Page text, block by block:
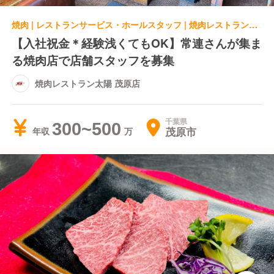
焼肉 | レストランサービス・ホールスタッフ | 焼肉レストラン太陽 茂原店
【入社祝金＊経験浅くてもOK】常連さんが集ま
る焼肉店で店舗スタッフを募集
焼肉レストラン太陽 茂原店
年収 300~500 千葉県
茂原市